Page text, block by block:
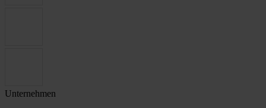
Unternehmen